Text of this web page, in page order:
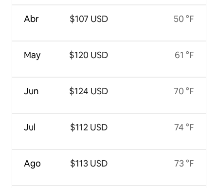
Abr
May
Jun
Jul
Ago
$107 USD
$120 USD
$124 USD
$112 USD
$113 USD
50 °F
61 °F
70 °F
74 °F
73 °F